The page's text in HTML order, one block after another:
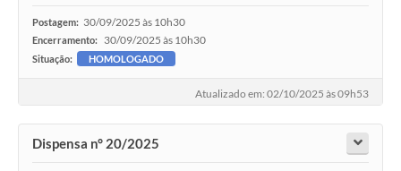
Postagem: 30/09/2025 às 10h30
Encerramento: 30/09/2025 às 10h30
Situação: HOMOLOGADO
Atualizado em: 02/10/2025 às 09h53
Dispensa n° 20/2025